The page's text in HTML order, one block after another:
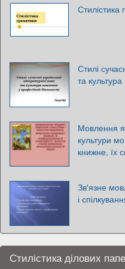
Стилістика
Стилі
та
Мовлення
культури
книжне, їх
Зв′язне
і
Стилістика ділових